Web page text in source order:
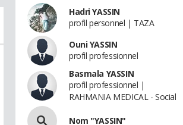
Hadri YASSIN
profil personnel | TAZA
Ouni YASSIN
profil professionnel
Basmala YASSIN
profil professionnel |
RAHMANIA MEDICAL - Social
Nom "YASSIN"